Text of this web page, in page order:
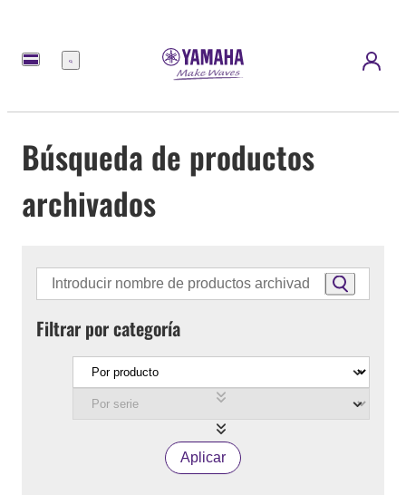
Menú
Búsqueda de productos
archivados
Filtrar por categoría
Aplicar